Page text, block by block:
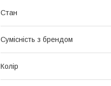
Стан
Сумісність з брендом
Колір